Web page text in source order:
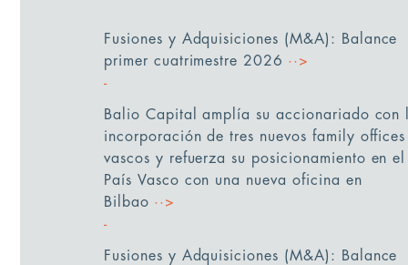
Fusiones y Adquisiciones (M&A): Balance
primer cuatrimestre 2026 ··>
Balio Capital amplía su accionariado con
incorporación de tres nuevos family offices
vascos y refuerza su posicionamiento en el
País Vasco con una nueva oficina en
Bilbao ··>
Fusiones y Adquisiciones (M&A): Balance